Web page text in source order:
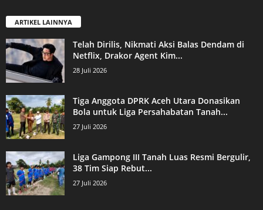
ARTIKEL LAINNYA
Telah Dirilis, Nikmati Aksi Balas Dendam di
Netflix, Drakor Agent Kim...
28 Juli 2026
Tiga Anggota DPRK Aceh Utara Donasikan
Bola untuk Liga Persahabatan Tanah...
27 Juli 2026
Liga Gampong III Tanah Luas Resmi Bergulir,
38 Tim Siap Rebut...
27 Juli 2026